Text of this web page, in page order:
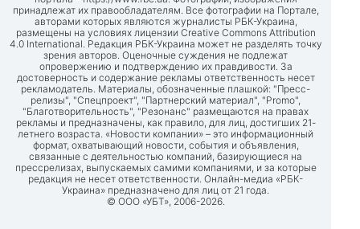
принадлежат их правообладателям. Все фотографии на Портале,
авторами которых являются журналисты РБК-Украина,
размещены на условиях лицензии Creative Commons Attribution
4.0 International. Редакция РБК-Украина может не разделять точку
зрения авторов. Оценочные суждения не подлежат
опровержению и подтверждению их правдивости. За
достоверность и содержание рекламы ответственность несет
рекламодатель. Материалы, обозначенные плашкой: "Пресс-
релизы", "Спецпроект", "Партнерский материал", "Promo",
"Благотворительность", "Резонанс" размещаются на правах
рекламы и предназначены, как правило, для лиц, достигших 21-
летнего возраста. «Новости компании» – это информационный
формат, охватывающий новости, события и объявления,
связанные с деятельностью компаний, базирующиеся на
прессрелизах, выпускаемых самими компаниями, и за которые
редакция не несет ответственности. Онлайн-медиа «РБК-
Украина» предназначено для лиц от 21 года.
© ООО «УБТ», 2006-2026.